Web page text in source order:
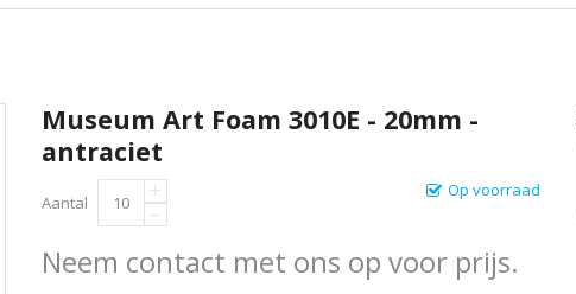
Museum Art Foam 3010E - 20mm -
antraciet
Op voorraad
Aantal
Neem contact met ons op voor prijs.